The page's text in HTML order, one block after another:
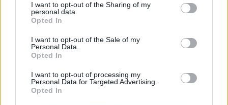
I want to opt-out of the Sharing of my
personal data.
Opted In
I want to opt-out of the Sale of my
Personal Data.
Opted In
I want to opt-out of processing my
Personal Data for Targeted Advertising.
Opted In